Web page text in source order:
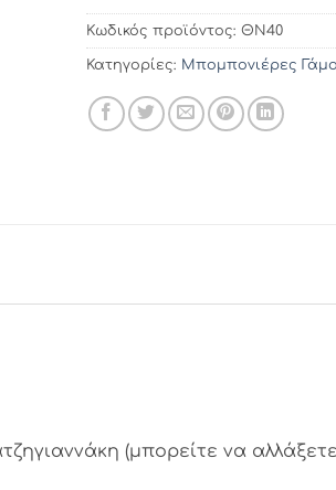
Κωδικός προϊόντος: ΘΝ40
Κατηγορίες: Μπομπονιέρες
(μπορείτε να